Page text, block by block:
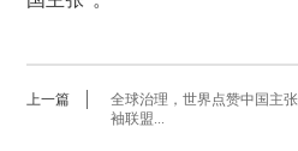
上一篇
全球治理，世界点赞中国主
袖联盟...